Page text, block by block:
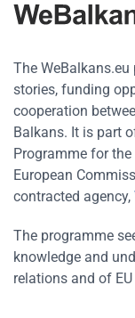
The
stories, funding
cooperation
Balkans. It is part
Programme for
European
contracted agency,
The programme
knowledge and
relations and of